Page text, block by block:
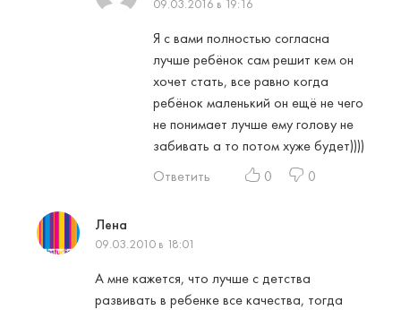
09.03.2016 в 19:16
Я с вами полностью согласна
лучше ребёнок сам решит кем он
хочет стать, все равно когда
ребёнок маленький он ещё не чего
не понимает лучше ему голову не
забивать а то потом хуже будет))))
Ответить
0 0
Лена
09.03.2010 в 18:01
А мне кажется, что лучше с детства
развивать в ребенке все качества, тогда